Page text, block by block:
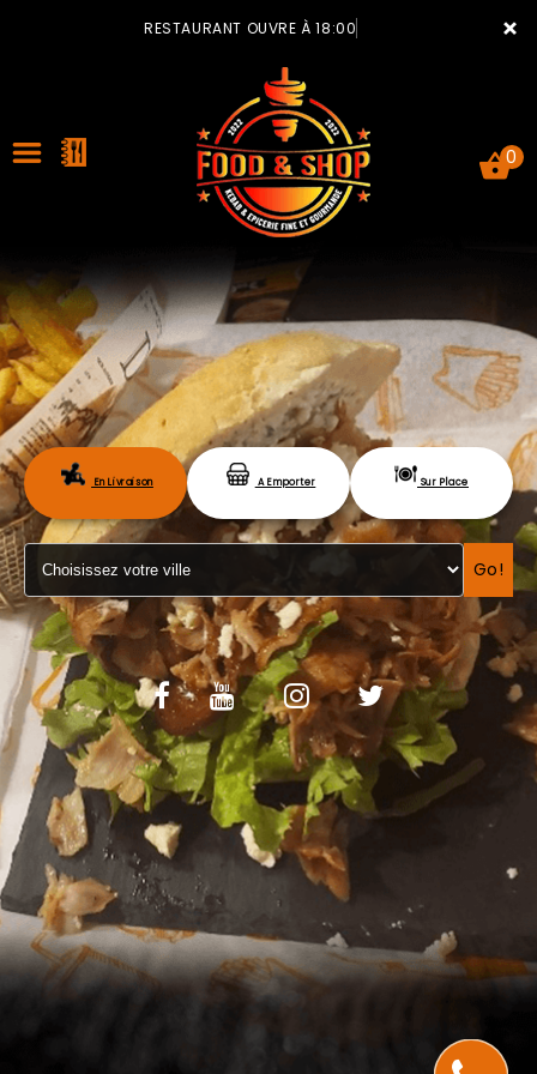
×
RESTAURANT OUVRE À 18:00
ACCUEIL
LA CARTE
VOTRE COMPTE
NOTRE RESTAURANT
VOS AVIS
MENTIONS LÉGALES
C.G.V
0
En Livraison A Emporter Sur Place
Go!